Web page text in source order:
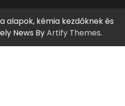
alapok, kémia kezdőknek és
News ByArtify Themes.